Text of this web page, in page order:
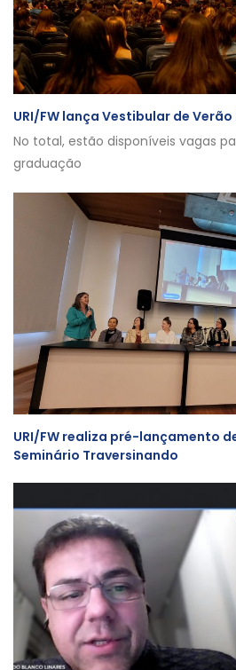
URI/FW lança Vestibular de Verão
No total, estão disponíveis vagas
graduação
URI/FW realiza pré-lançamento
Seminário Traversinando